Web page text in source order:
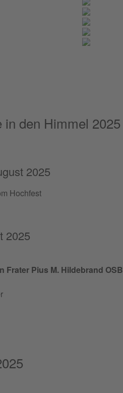
in den Himmel 2025
2025
Hochfest
2025
Fra­ter Pius M. Hil­de­brand OSB